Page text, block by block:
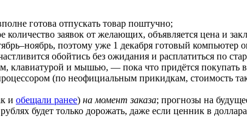
готова отпускать товар поштучно;
количество заявок от желающих, объявляется цена и
поэтому уже 1 декабря готовый компьютер
обойтись без ожидания и расплатиться по
клавиатурой и мышью, — пока что придётся покупать
(по неофициальным прикидкам, стоимость
и обещали ранее) на момент заказа; прогнозы на
будет только дорожать, даже если ценник в